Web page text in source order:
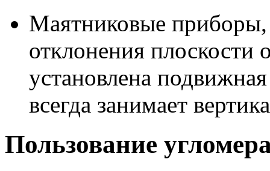
Маятниковые
отклонения плоскости
установлена
всегда занимает
Пользование